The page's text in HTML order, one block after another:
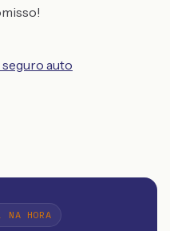
auto
NA HORA